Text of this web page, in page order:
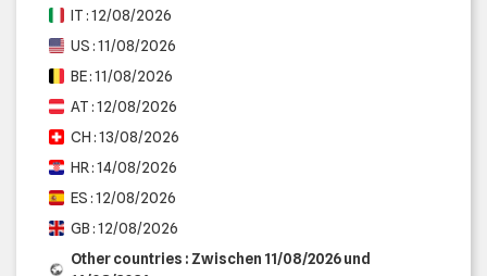
IT : 12/08/2026
US : 11/08/2026
BE : 11/08/2026
AT : 12/08/2026
CH : 13/08/2026
HR : 14/08/2026
ES : 12/08/2026
GB : 12/08/2026
Other countries : Zwischen 11/08/2026 und